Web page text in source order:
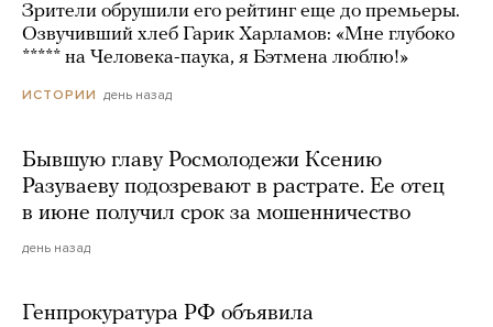
Зрители обрушили его рейтинг еще до премьеры.
Озвучивший хлеб Гарик Харламов: «Мне глубоко
***** на Человека-паука, я Бэтмена люблю!»
ИСТОРИИ день назад
Бывшую главу Росмолодежи Ксению
Разуваеву подозревают в растрате. Ее отец
в июне получил срок за мошенничество
день назад
Генпрокуратура РФ объявила